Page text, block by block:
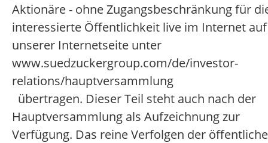
Aktionäre - ohne Zugangsbeschränkung für
interessierte Öffentlichkeit live im Internet auf
unserer Internetseite unter
www.suedzuckergroup.com/de/investor-
relations/hauptversammlung
übertragen. Dieser Teil steht auch nach der
Hauptversammlung als Aufzeichnung zur
Verfügung. Das reine Verfolgen der